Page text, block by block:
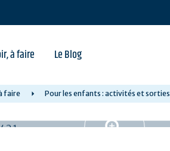
à faire Le Blog
faire Pour les enfants : activités et sorties